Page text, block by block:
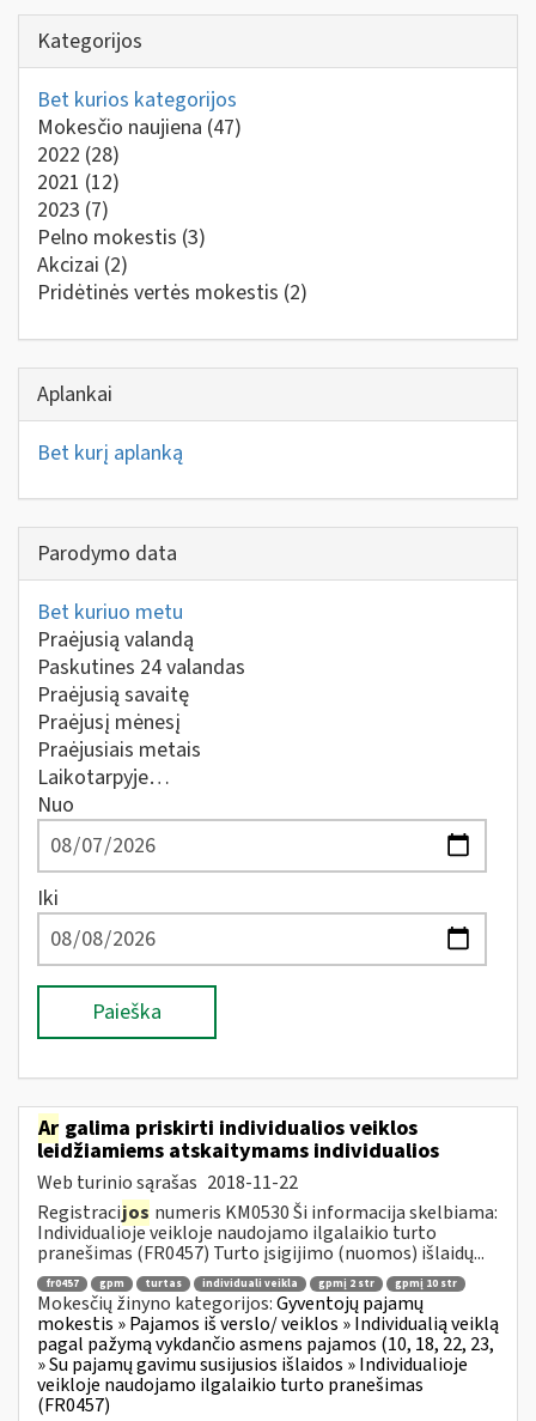
Kategorijos
Bet kurios kategorijos
Mokesčio naujiena (47)
2022 (28)
2021 (12)
2023 (7)
Pelno mokestis (3)
Akcizai (2)
Pridėtinės vertės mokestis (2)
Aplankai
Bet kurį aplanką
Parodymo data
Bet kuriuo metu
Praėjusią valandą
Paskutines 24 valandas
Praėjusią savaitę
Praėjusį mėnesį
Praėjusiais metais
Laikotarpyje…
Nuo
Iki
Paieška
Ar galima priskirti individualios veiklos
leidžiamiems atskaitymams individualios
Web turinio sąrašas 2018-11-22
Registracijos numeris KM0530 Ši informacija skelbiama:
Individualioje veikloje naudojamo ilgalaikio turto
pranešimas (FR0457) Turto įsigijimo (nuomos) išlaidų...
fr0457 gpm turtas individuali veikla gpmį 2 str gpmį 10 str
Mokesčių žinyno kategorijos:Gyventojų pajamų
mokestis » Pajamos iš verslo/ veiklos » Individualią veiklą
pagal pažymą vykdančio asmens pajamos (10, 18, 22, 23,
» Su pajamų gavimu susijusios išlaidos » Individualioje
veikloje naudojamo ilgalaikio turto pranešimas
(FR0457)